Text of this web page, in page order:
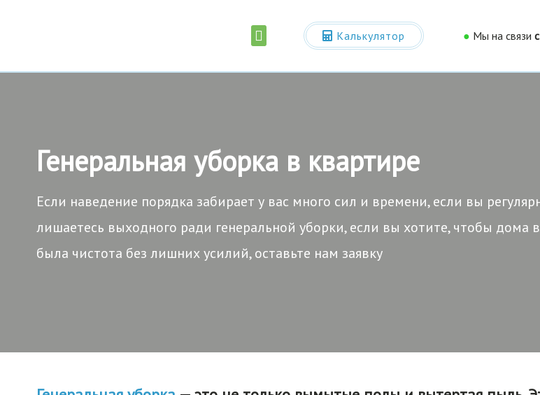
Калькулятор ● Мы на связи
Генеральная уборка в квартире
Если наведение порядка забирает у вас много сил и времени, если вы
лишаетесь выходного ради генеральной уборки, если вы хотите, чтобы дома
была чистота без лишних усилий, оставьте нам заявку